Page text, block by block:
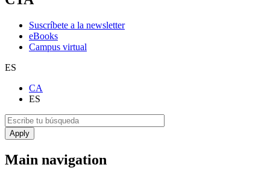
Suscríbete a la newsletter
eBooks
Campus virtual
ES
CA
ES
Main navigation